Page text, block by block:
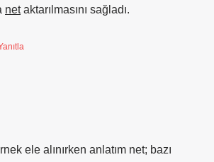
netaktarılmasını sağladı.
ele alınırken anlatım net; bazı